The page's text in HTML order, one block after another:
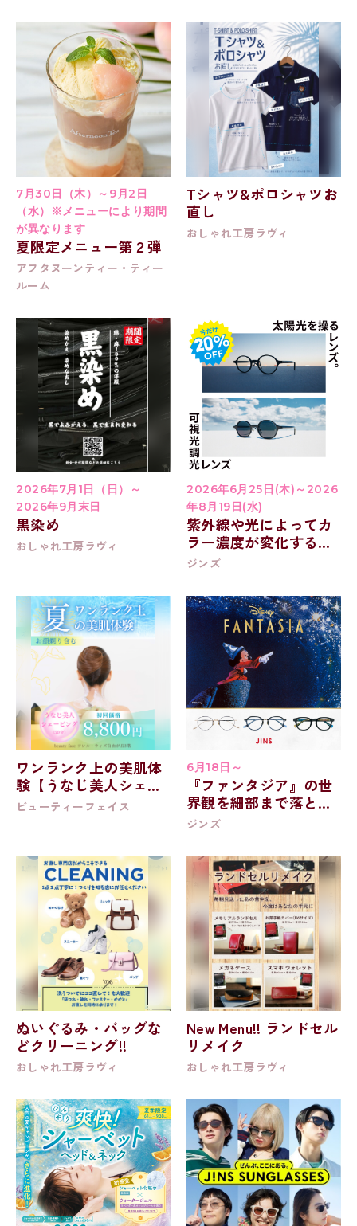
7月30日（木）～9月2日
（水）※メニューにより期間
が異なります
夏限定メニュー第２弾
アフタヌーンティー・ティー
ルーム
Tシャツ&ポロシャツお
直し
おしゃれ工房ラヴィ
2026年7月1日（日）～
2026年9月末日
黒染め
おしゃれ工房ラヴィ
2026年6月25日(木)～2026
年8月19日(水)
紫外線や光によってカ
ラー濃度が変化する可
視光調光レンズ
ジンズ
ワンランク上の美肌体
験【うなじ美人シェー
ビング】
ビューティーフェイス
6月18日～
『ファンタジア』の世
界観を細部まで落とし
込んだアイウエアコレ
ジンズ
ぬいぐるみ・バッグな
どクリーニング!!
おしゃれ工房ラヴィ
New Menu!! ランドセル
リメイク
おしゃれ工房ラヴィ